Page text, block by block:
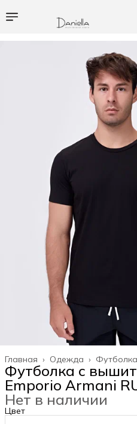
Футболка
Одежда ›
Главная ›
Футболка с
Emporio Armani
Нет в наличии
Цвет